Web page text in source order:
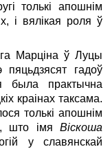
толькі апошнім
і вялікая роля ў
Марціна ў Луцы
гадоў
была практычна
краінах таксама.
толькі апошнім
што імя Віскоша
у славянскай